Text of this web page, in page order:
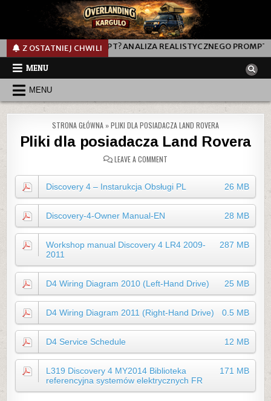
Z OSTATNIEJ CHWILI
DZIAŁA TEN PROMPT? ANALIZA REALISTYCZNEGO PROMPTU DO
MENU
MENU
STRONA GŁÓWNA »PLIKI DLA POSIADACZA LAND ROVERA
Pliki dla posiadacza Land Rovera
LEAVE A COMMENT
DLA
LAND
ROVERA
26 MB
Discovery 4 – Instarukcja Obsługi PL
28 MB
Discovery-4-Owner Manual-EN
287 MB
Workshop manual Discovery 4 LR4 2009-
2011
25 MB
D4 Wiring Diagram 2010 (Left-Hand Drive)
0.5 MB
D4 Wiring Diagram 2011 (Right-Hand Drive)
12 MB
D4 Service Schedule
171 MB
L319 Discovery 4 MY2014 Biblioteka
referencyjna systemów elektrycznych FR